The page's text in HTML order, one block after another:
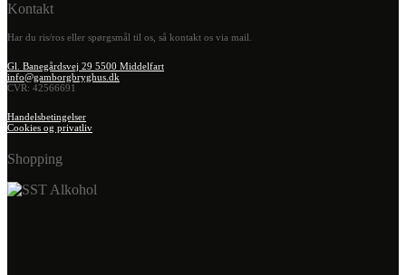
Kontakt
Har du ris/ros eller spørgsmål til os, så kontakt os via mail.
Gl. Banegårdsvej 29 5500 Middelfart
info@gamborgbryghus.dk
CVR: 42566691
Handelsbetingelser
Cookies og privatliv
Shopping